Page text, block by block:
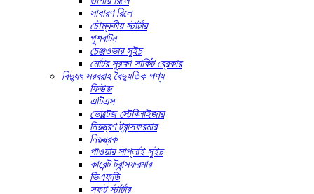
সাধারণ রিলে
চৌম্বকীয় স্টার্টার
পুশবাটন
চেঞ্জওভার সুইচ
মোটর সুরক্ষা সার্কিট ব্রেকার
বিদ্যুৎ সরবরাহ বৈদ্যুতিক পণ্য
ফিউজ
এটিএস
ভোল্টেজ স্টেবিলাইজার
নিয়ন্ত্রণ ট্রান্সফরমার
নিয়ন্ত্রক
পাওয়ার সাপ্লাই সুইচ
কারেন্ট ট্রান্সফরমার
ভিএফডি
সফট স্টার্টার